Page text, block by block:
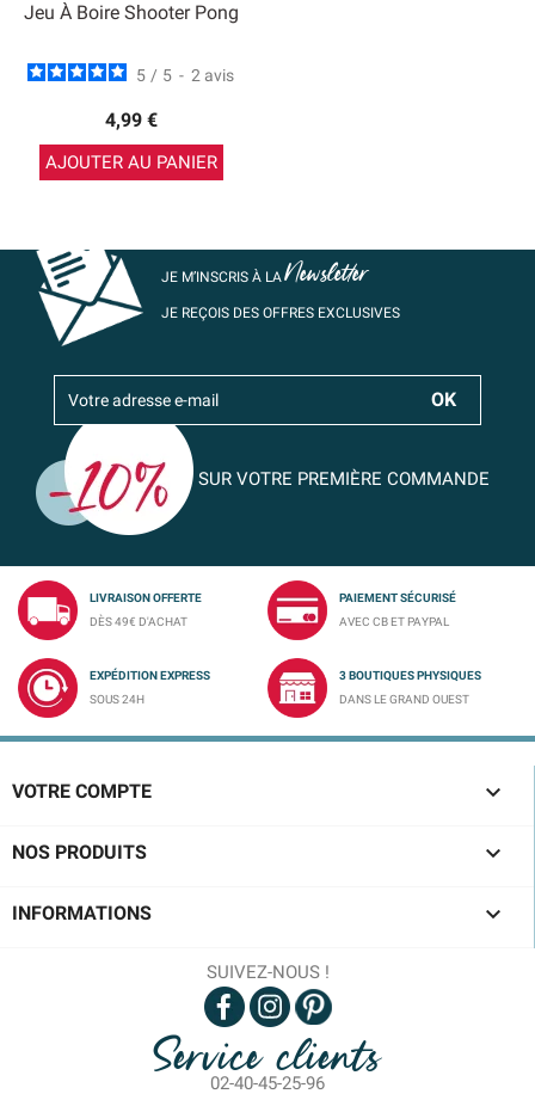
Jeu À Boire Shooter Pong
5 / 5 - 2 avis
4,99 €
AJOUTER AU PANIER
JE M’INSCRIS À LANewsletter
JE REÇOIS DES OFFRES EXCLUSIVES
SUR VOTRE PREMIÈRE COMMANDE
LIVRAISON OFFERTE
DÈS 49€ D'ACHAT
PAIEMENT SÉCURISÉ
AVEC CB ET PAYPAL
EXPÉDITION EXPRESS
SOUS 24H
3 BOUTIQUES PHYSIQUES
DANS LE GRAND OUEST
VOTRE COMPTE 
NOS PRODUITS 
INFORMATIONS 
SUIVEZ-NOUS !
Service clients
02-40-45-25-96